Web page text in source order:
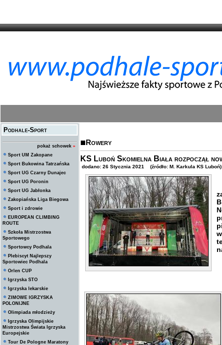
Podhale-Sport
pokaż schowek »
Sport UM Zakopane
Sport Bukowina Tatrzańska
Sport UG Czarny Dunajec
Sport UG Poronin
Sport UG Jabłonka
Zakopiańska Liga Biegowa
Sport i zdrowie
EUROPEAN CLIMBING
ROUTE
Szkoła Mistrzostwa
Sportowego
Sportowcy Podhala
Plebiscyt Najlepszy
Sportowiec Podhala
Orlen CUP
Igrzyska STO
Igrzyska lekarskie
ZIMOWE IGRZYSKA
POLONIJNE
Olimpiada młodzieży
Igrzyska Olimpijskie
Mistrzostwa Świata Igrzyska
Europejskie
Tour De Pologne Maratony
Rowery
KS Luboń Skomielna Biała rozpoczął
dodano: 26 Stycznia 2021 (źródło: M. Karkula KS Luboń)